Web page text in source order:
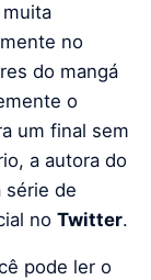
no
do mangá
o
um final sem
a autora do
série de
no Twitter.
pode ler o